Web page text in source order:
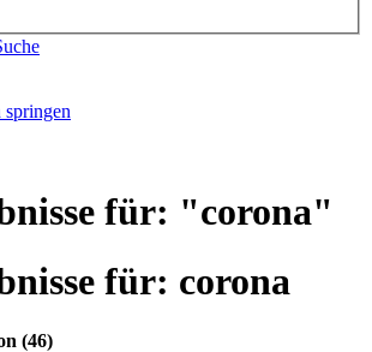
für: "corona"
für: corona
(46)